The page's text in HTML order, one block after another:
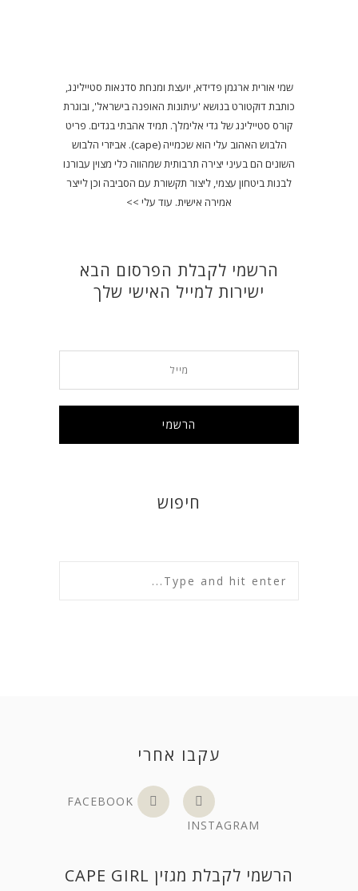
שמי אורית ארגמן פדידא, יועצת ומנחת סדנאות סטיילינג,
כותבת דוקטורט בנושא 'עיתונות האופנה בישראל', ובוגרת
קורס סטיילינג של גדי אלימלך. תמיד אהבתי בגדים. פריט
הלבוש האהוב עלי הוא שכמייה (cape). אביזרי הלבוש
השונים הם בעיני יצירה תרבותית שמהווה כלי מצוין עבורנו
לבנות ביטחון עצמי, ליצור תקשורת עם הסביבה וכן לייצר
אמירה אישית. עוד עלי >>
הרשמי לקבלת הפרסום הבא
ישירות למייל האישי שלך
חיפוש
עקבו אחרי
FACEBOOK
INSTAGRAM
הרשמי לקבלת מגזין CAPE GIRL